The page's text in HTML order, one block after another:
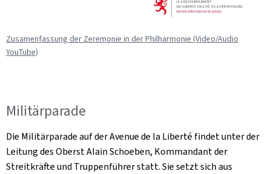
Zusamenfassung der Zeremonie in der Philharmonie (Video/Audio
YouTube)
Militärparade
Die Militärparade auf der Avenue de la Liberté findet unter der
Leitung des Oberst Alain Schoeben, Kommandant der
Streitkräfte und Truppenführer statt. Sie setzt sich aus